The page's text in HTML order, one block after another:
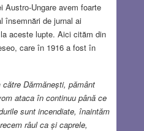
Austro-Ungare avem foarte
însemnări de jurnal ai
aceste lupte. Aici cităm din
care în 1916 a fost în
Dărmănești, pământ
ataca în continuu până ce
sunt incendiate, înaintăm
râul ca și caprele,